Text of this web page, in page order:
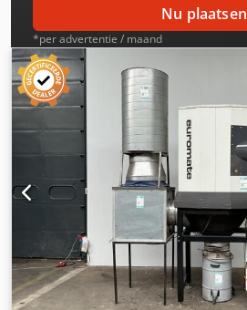
Nu plaatsen
*per advertentie / maand